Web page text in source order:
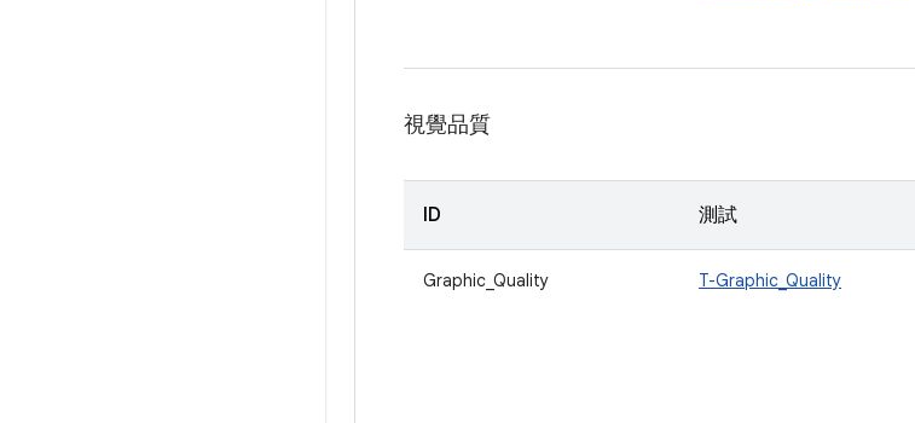
視覺品質
ID 測試
Graphic_Quality T-Graphic_Quality